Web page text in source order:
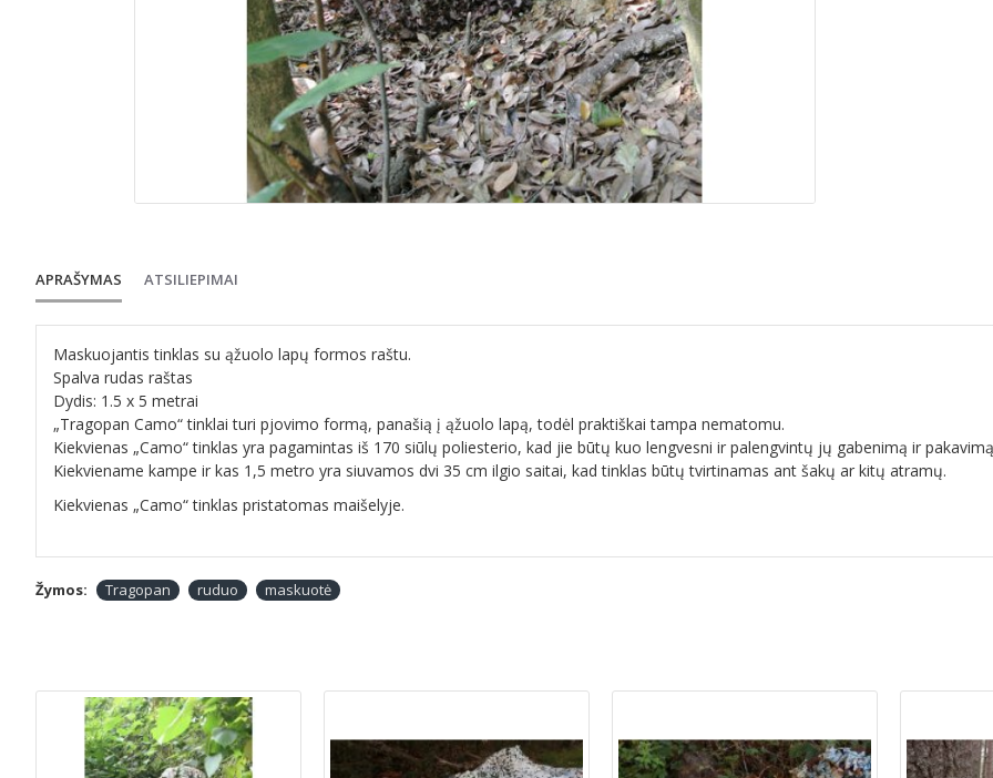
APRAŠYMAS ATSILIEPIMAI
Maskuojantis tinklas su ąžuolo lapų formos raštu.
Spalva rudas raštas
Dydis: 1.5 x 5 metrai
„Tragopan Camo“ tinklai turi pjovimo formą, panašią į ąžuolo lapą, todėl praktiškai tampa nematomu.
Kiekvienas „Camo“ tinklas yra pagamintas iš 170 siūlų poliesterio, kad jie būtų kuo lengvesni ir palengvintų jų gabenimą ir
Kiekviename kampe ir kas 1,5 metro yra siuvamos dvi 35 cm ilgio saitai, kad tinklas būtų tvirtinamas ant šakų ar kitų atramų.
Kiekvienas „Camo“ tinklas pristatomas maišelyje.
Žymos: Tragopan ruduo maskuotė